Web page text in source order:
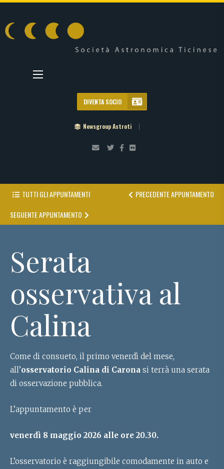
DIVENTA SOCIO
Newsgroup Astroti
TUTTI GLI APPUNTAMENTI
PRECEDENTE APPUNTAMENTO
SEGUENTE APPUNTAMENTO
Serata
osservativa al
Calina
Come di consueto, il primo venerdì del mese,
all’osservatorio Calina di Carona si terrà una serata
di osservazione pubblica.
L’appuntamento è per
venerdì 8 maggio 2026 alle ore 20.30.
L’osservatorio è raggiungibile comodamente in auto e